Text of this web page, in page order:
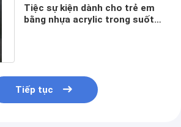
Tiệc sự kiện dành cho trẻ em
bằng nhựa acrylic trong suốt
Tiếp tục